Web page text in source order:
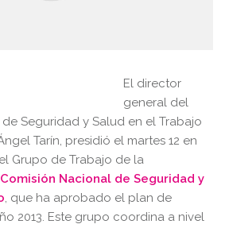
El director
general del
Seguridad y Salud en el Trabajo
Tarín, presidió el martes 12 en
Grupo de Trabajo de la
Comisión Nacional de Seguridad y
, que ha aprobado el plan de
2013. Este grupo coordina a nivel